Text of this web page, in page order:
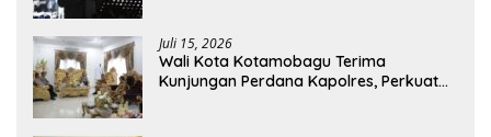
Juli 15, 2026
Wali Kota Kotamobagu Terima
Kunjungan Perdana Kapolres, Perkuat